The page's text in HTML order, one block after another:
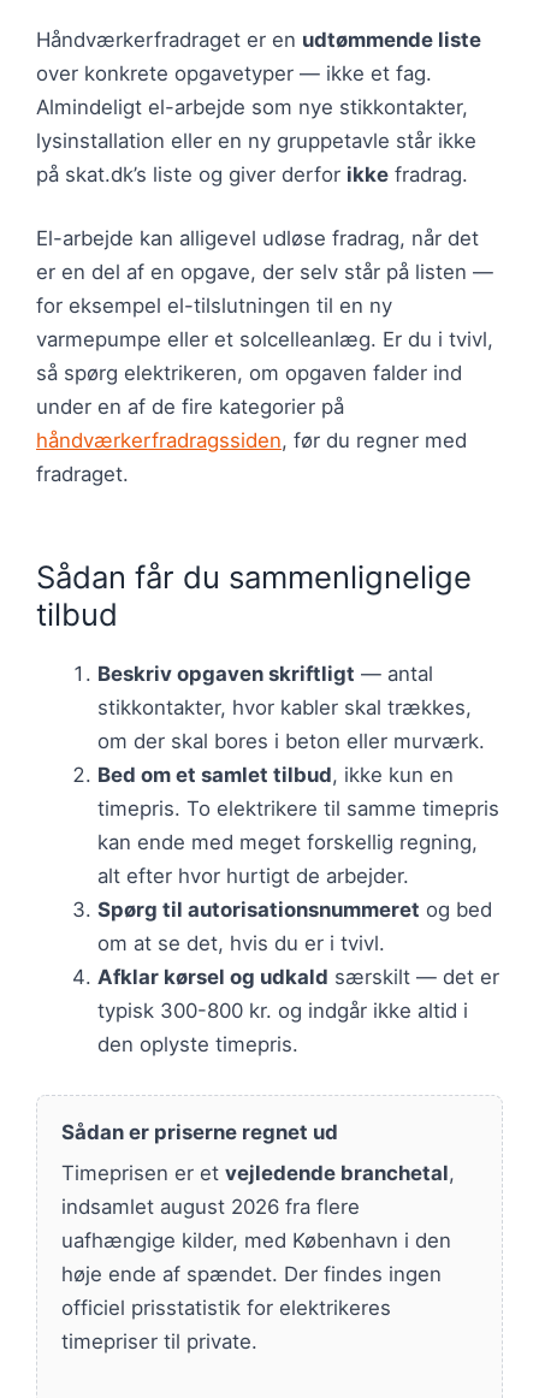
Håndværkerfradraget er en udtømmende liste
over konkrete opgavetyper — ikke et fag.
Almindeligt el-arbejde som nye stikkontakter,
lysinstallation eller en ny gruppetavle står ikke
på skat.dk’s liste og giver derfor ikke fradrag.
El-arbejde kan alligevel udløse fradrag, når det
er en del af en opgave, der selv står på listen —
for eksempel el-tilslutningen til en ny
varmepumpe eller et solcelleanlæg. Er du i tvivl,
så spørg elektrikeren, om opgaven falder ind
under en af de fire kategorier på
håndværkerfradragssiden, før du regner med
fradraget.
Sådan får du sammenlignelige
tilbud
Beskriv opgaven skriftligt — antal
stikkontakter, hvor kabler skal trækkes,
om der skal bores i beton eller murværk.
Bed om et samlet tilbud, ikke kun en
timepris. To elektrikere til samme timepris
kan ende med meget forskellig regning,
alt efter hvor hurtigt de arbejder.
Spørg til autorisationsnummeret og bed
om at se det, hvis du er i tvivl.
Afklar kørsel og udkald særskilt — det er
typisk 300-800 kr. og indgår ikke altid i
den oplyste timepris.
Sådan er priserne regnet ud
Timeprisen er et vejledende branchetal,
indsamlet august 2026 fra flere
uafhængige kilder, med København i den
høje ende af spændet. Der findes ingen
officiel prisstatistik for elektrikeres
timepriser til private.